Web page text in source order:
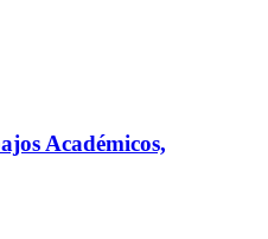
Académicos,